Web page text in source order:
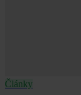
Články